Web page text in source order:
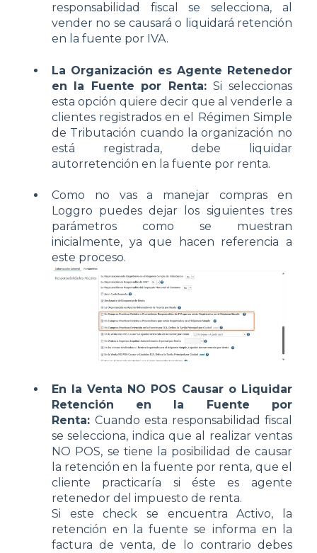
responsabilidad fiscal se selecciona, al
vender no se causará o liquidará retención
en la fuente por IVA.
La Organización es Agente Retenedor
en la Fuente por Renta:Si seleccionas
esta opción quiere decir que al venderle a
clientes registrados en el Régimen Simple
de Tributación cuando la organización no
está registrada, debe liquidar
autorretención en la fuente por renta.
Como no vas a manejar compras en
Loggro puedes dejar los siguientes tres
parámetros como se muestran
inicialmente, ya que hacen referencia a
este proceso.
En la Venta NO POS Causar o Liquidar
Retención en la Fuente por
Renta: Cuando esta responsabilidad fiscal
se selecciona, indica que al realizar ventas
NO POS, se tiene la posibilidad de causar
la retención en la fuente por renta, que el
cliente practicaría si éste es agente
retenedor del impuesto de renta.
Si este check se encuentra Activo, la
retención en la fuente se informa en la
factura de venta, de lo contrario debes